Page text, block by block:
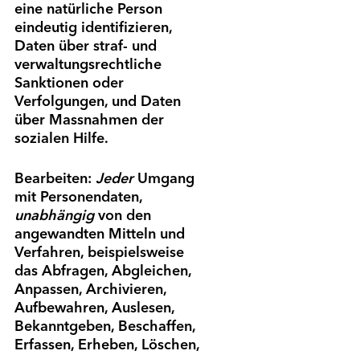
eine natürliche Person
eindeutig identifizieren,
Daten über straf- und
verwaltungs­rechtliche
Sanktionen oder
Verfolgungen, und Daten
über Mass­nahmen der
sozialen Hilfe.
Bearbeiten: JederUmgang
mit Personen­daten,
unabhängigvon den
angewandten Mitteln und
Verfahren, beispielsweise
das Abfragen, Abgleichen,
Anpassen, Archivieren,
Aufbewahren, Auslesen,
Bekannt­geben, Beschaffen,
Erfassen, Erheben, Löschen,